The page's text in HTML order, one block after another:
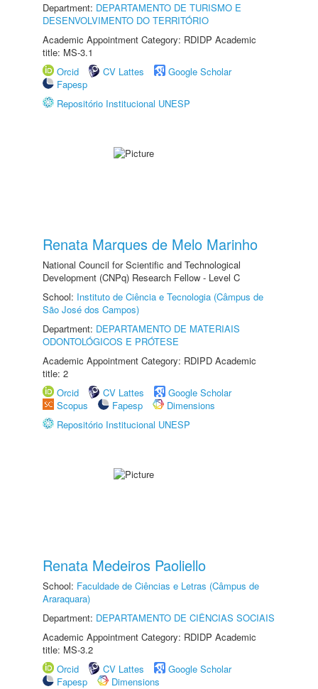
Department: DEPARTAMENTO DE TURISMO E
DESENVOLVIMENTO DO TERRITÓRIO
Academic Appointment Category: RDIDP Academic
title: MS-3.1
Orcid
CV Lattes
Google Scholar
Fapesp
Repositório Institucional UNESP
Renata Marques de Melo Marinho
National Council for Scientific and Technological
Development (CNPq) Research Fellow - Level C
School: Instituto de Ciência e Tecnologia (Câmpus de
São José dos Campos)
Department: DEPARTAMENTO DE MATERIAIS
ODONTOLÓGICOS E PRÓTESE
Academic Appointment Category: RDIPD Academic
title: 2
Orcid
CV Lattes
Google Scholar
Scopus
Fapesp
Dimensions
Repositório Institucional UNESP
Renata Medeiros Paoliello
School: Faculdade de Ciências e Letras (Câmpus de
Araraquara)
Department: DEPARTAMENTO DE CIÊNCIAS SOCIAIS
Academic Appointment Category: RDIDP Academic
title: MS-3.2
Orcid
CV Lattes
Google Scholar
Fapesp
Dimensions